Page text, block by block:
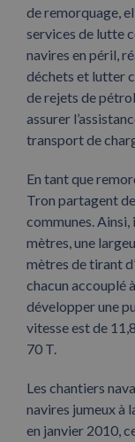
de remorquage,
services de lutte
navires en péril,
déchets et lutter
de rejets de
assurer
transport de
En tant que
Tron partagent
communes. Ainsi,
mètres, une
mètres de tirant
chacun accouplé
développer une
vitesse est de
70 T.
Les chantiers
navires jumeux à
en janvier 2010,